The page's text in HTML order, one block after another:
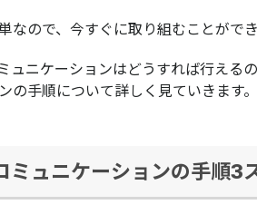
なので、今すぐに取り組むことができ
ュニケーションはどうすれば行える
の手順について詳しく見ていきます。
ミュニケーションの手順3